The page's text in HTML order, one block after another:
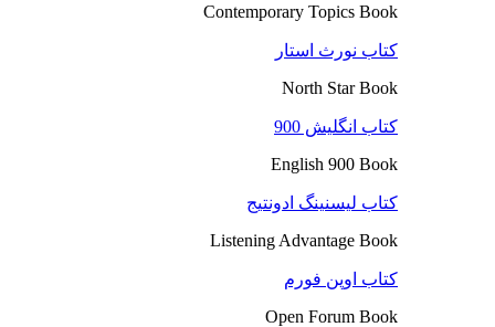
Contemporary Topics Book
کتاب نورث استار
North Star Book
کتاب انگلیش 900
English 900 Book
کتاب لیسنینگ ادونتیج
Listening Advantage Book
کتاب اوپن فورم
Open Forum Book